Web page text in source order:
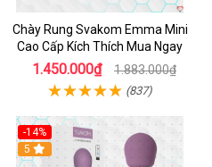
Chày Rung Svakom Emma Mini
Cao Cấp Kích Thích Mua Ngay
1.450.000₫ 1.883.000₫
(837)
-14%
Hot
5